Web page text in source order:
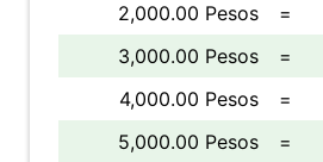
2,000.00 Pesos
=
3,000.00 Pesos
=
4,000.00 Pesos
=
5,000.00 Pesos
=